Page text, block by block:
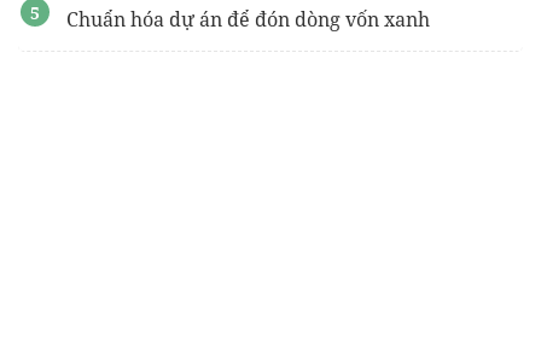
Chuẩn hóa dự án để đón dòng vốn xanh